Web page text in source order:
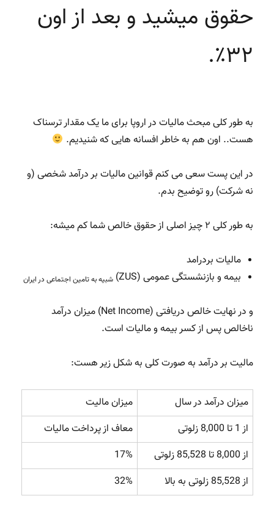
حقوق میشید و بعد از اون
۳۲٪.
به طور کلی مبحث مالیات در اروپا برای ما یک مقدار ترسناک
هست.. اون هم به خاطر افسانه هایی که شنیدیم.
در این پست سعی می کنم قوانین مالیات بر درآمد شخصی (و
نه شرکت) رو توضیح بدم.
به طور کلی ۲ چیز اصلی از حقوق خالص شما کم میشه:
مالیات بردرامد
بیمه و بازنشستگی عمومی (ZUS)
شبیه به تامین اجتماعی در ایران
و در نهایت خالص دریافتی (Net Income) میزان درآمد
ناخالص پس از کسر بیمه و مالیات است.
مالیت بر درآمد به صورت کلی به شکل زیر هست:
میزان درآمد در سال
میزان مالیت
از 1 تا 8,000 زلوتی
معاف از پرداخت مالیات
از 8,000 تا 85,528 زلوتی
17%
از 85,528 زلوتی به بالا
32%